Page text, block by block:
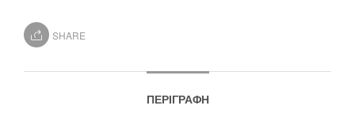
SHARE
ΠΕΡΙΓΡΑΦΉ